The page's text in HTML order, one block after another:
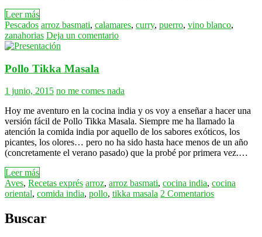
Leer más
Pescados arroz basmati, calamares, curry, puerro, vino blanco,
zanahorias Deja un comentario
Pollo Tikka Masala
1 junio, 2015 no me comes nada
Hoy me aventuro en la cocina india y os voy a enseñar a hacer una
versión fácil de Pollo Tikka Masala. Siempre me ha llamado la
atención la comida india por aquello de los sabores exóticos, los
picantes, los olores… pero no ha sido hasta hace menos de un año
(concretamente el verano pasado) que la probé por primera vez.…
Leer más
Aves, Recetas exprés arroz, arroz basmati, cocina india, cocina
oriental, comida india, pollo, tikka masala 2 Comentarios
Buscar